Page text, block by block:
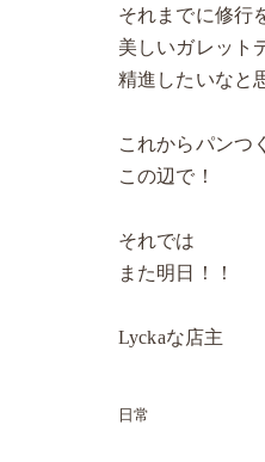
それまでに修行
美しいガレット
精進したいなと
これからパンつ
この辺で！
それでは
また明日！！
Lyckaな店主
日常